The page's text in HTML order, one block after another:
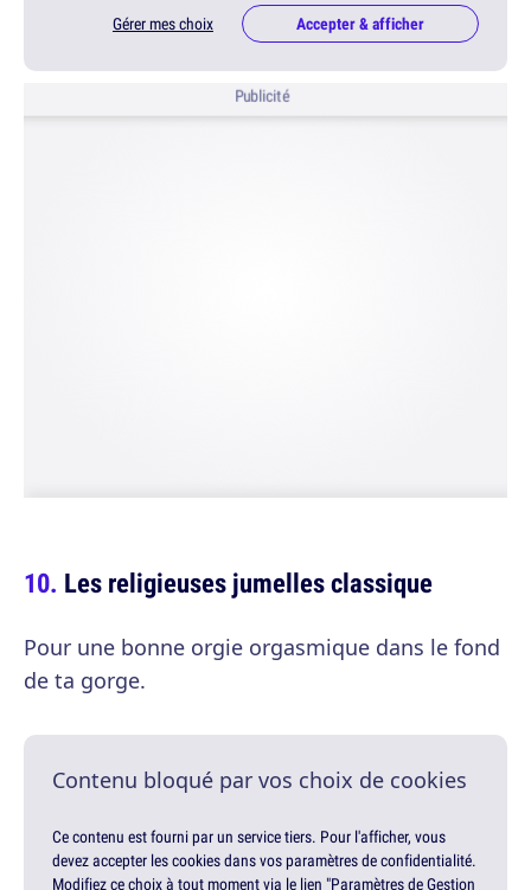
Gérer mes choix Accepter & afficher
Publicité
Les religieuses jumelles classique
Pour une bonne orgie orgasmique dans le fond
de ta gorge.
Contenu bloqué par vos choix de cookies
Ce contenu est fourni par un service tiers. Pour l'afficher, vous
devez accepter les cookies dans vos paramètres de confidentialité.
Modifiez ce choix à tout moment via le lien "Paramètres de Gestion